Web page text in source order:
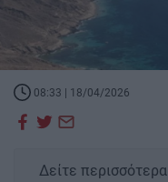
08:33 | 18/04/2026
Δείτε